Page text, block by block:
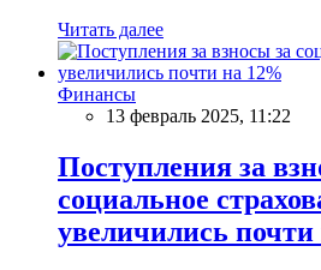
Читать далее
Финансы
13 февраль 2025, 11:22
Поступления за
социальное
увеличились почти